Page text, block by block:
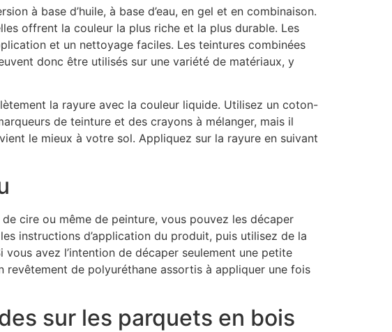
à base d’huile, à base d’eau, en gel et en combinaison.
offrent la couleur la plus riche et la plus durable. Les
et un nettoyage faciles. Les teintures combinées
donc être utilisés sur une variété de matériaux, y
la rayure avec la couleur liquide. Utilisez un coton-
de teinture et des crayons à mélanger, mais il
le mieux à votre sol. Appliquez sur la rayure en suivant
cire ou même de peinture, vous pouvez les décaper
instructions d’application du produit, puis utilisez de la
avez l’intention de décaper seulement une petite
de polyuréthane assortis à appliquer une fois
sur les parquets en bois